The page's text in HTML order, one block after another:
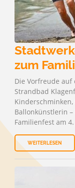
zum
Die Vorfreude
Strandbad
Ballonkünstlerin
Familienfest am
WEITERLESEN